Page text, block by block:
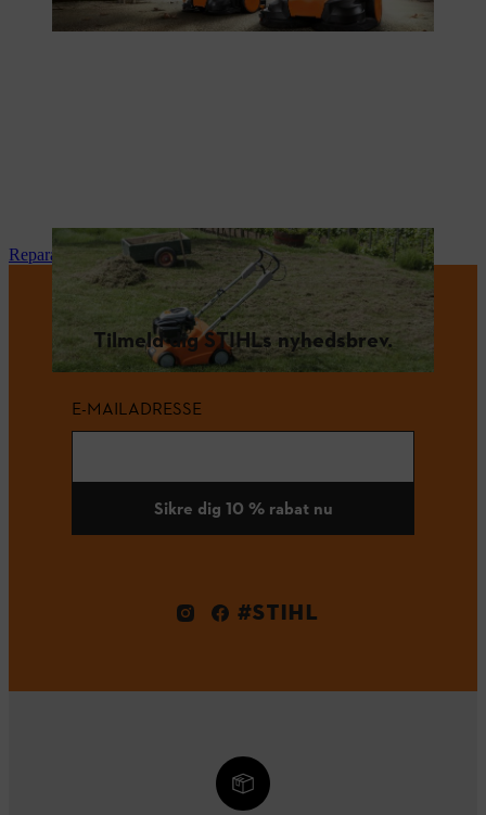
Reparation og vedligeholdelse
Tilmeld dig STIHLs nyhedsbrev.
E-MAILADRESSE
Sikre dig 10 % rabat nu
#STIHL